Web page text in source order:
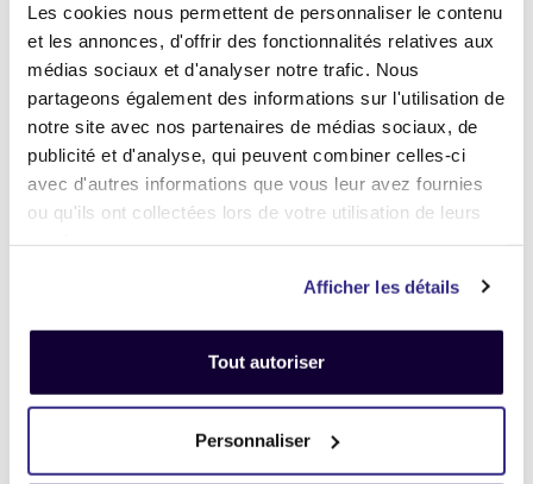
Les cookies nous permettent de personnaliser le contenu
et les annonces, d'offrir des fonctionnalités relatives aux
médias sociaux et d'analyser notre trafic. Nous
partageons également des informations sur l'utilisation de
notre site avec nos partenaires de médias sociaux, de
publicité et d'analyse, qui peuvent combiner celles-ci
avec d'autres informations que vous leur avez fournies
ou qu'ils ont collectées lors de votre utilisation de leurs
Afficher les détails
Tout autoriser
Personnaliser
étiquette Colissimo prépayée ou le déposer dans
notre point de dépôt en région parisienne. L’envoi est
sécurisé pour garantir la protection de votre appareil
durant le transport.
Diagnostic professionnel🔍
À la réception de votre
iPad Pro 10,5", nos techniciens
réalisent undiagnostic minutieuxpour vérifier l'état
de l'écran, de la batterie et des autres composants
essentiels. Cette étape garantit la fiabilité de
l’estimation et assure une reprise transparente et
Paiement rapide par virement bancaire💰
bancaire, vous permettant de profiter de votre argent
sans attendre 🏦.
Pourquoi choisir TechRachat pour la reprise de
votre iPad Pro 10,5" ?